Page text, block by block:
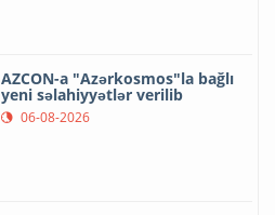
AZCON-a "Azərkosmos"la bağlı
yeni səlahiyyətlər verilib
06-08-2026